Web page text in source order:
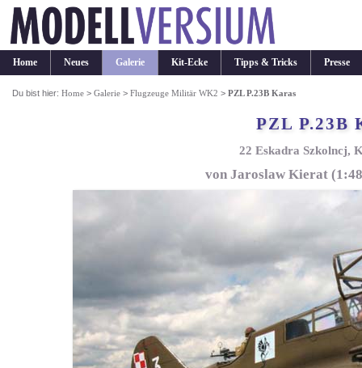
Home Neues Galerie Kit-Ecke Tipps & Tricks Presse
Du bist hier:Home >Galerie >Flugzeuge Militär WK2 >PZL P.23B Karas
PZL P.23B
22 Eskadra Szkolncj,
von Jaroslaw Kierat